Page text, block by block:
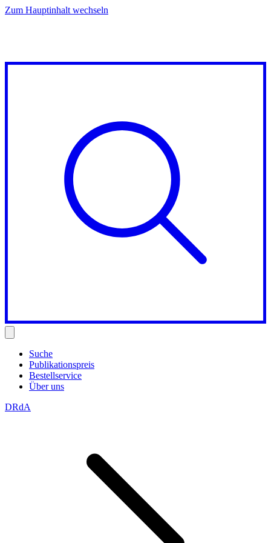
Zum Hauptinhalt wechseln
Suche
Publikationspreis
Bestellservice
Über uns
DRdA